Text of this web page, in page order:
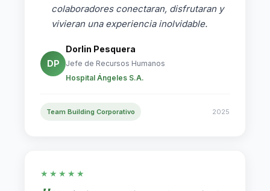
colaboradores conectaran, disfrutaran y
vivieran una experiencia inolvidable.
DP
Dorlin Pesquera
Jefe de Recursos Humanos
Hospital Ángeles S.A.
Team Building Corporativo 2025
★★★★★